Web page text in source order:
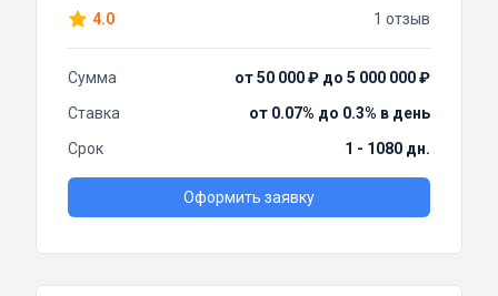
4.0 1 отзыв
Сумма
от 50 000 ₽ до 5 000 000 ₽
Ставка
от 0.07% до 0.3% в день
Срок
1 - 1080 дн.
Оформить заявку